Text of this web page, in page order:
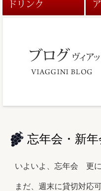
忘年会・新年
いよいよ、忘年会 更
まだ、週末に貸切対応